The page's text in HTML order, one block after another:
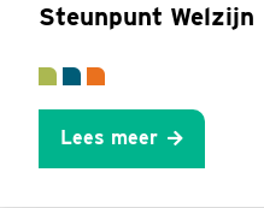
Steunpunt Welzijn
Lees meer